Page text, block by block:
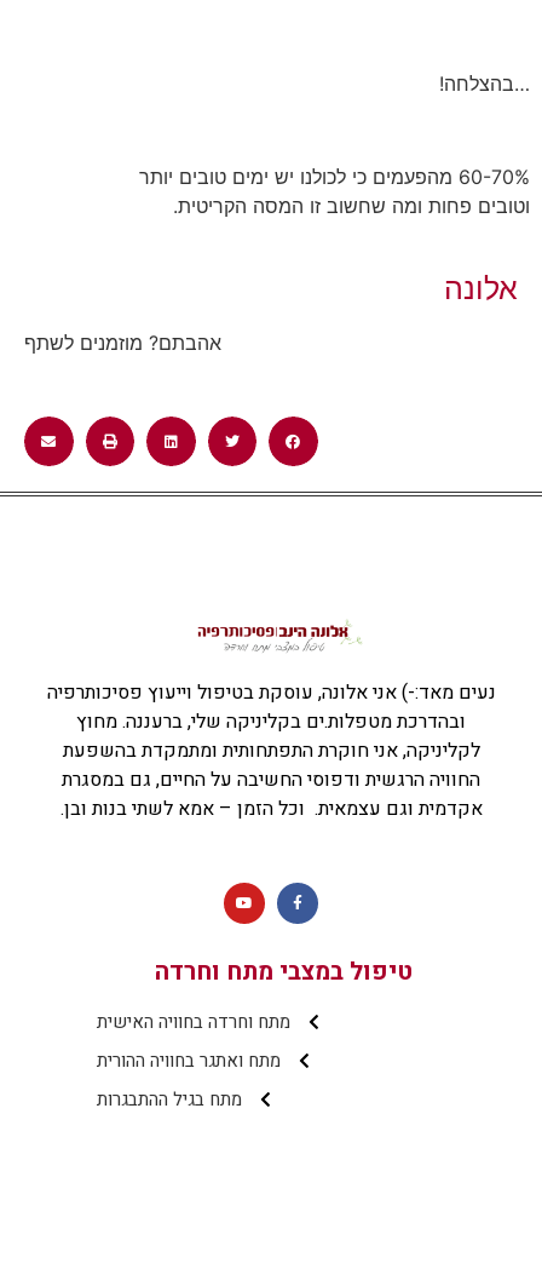
…בהצלחה!
60-70% מהפעמים כי לכולנו יש ימים טובים יותר
וטובים פחות ומה שחשוב זו המסה הקריטית.
אלונה
אהבתם? מוזמנים לשתף
נעים מאד:-) אני אלונה, עוסקת בטיפול וייעוץ פסיכותרפיה
ובהדרכת מטפלות.ים בקליניקה שלי, ברעננה. מחוץ
לקליניקה, אני חוקרת התפתחותית ומתמקדת בהשפעת
החוויה הרגשית ודפוסי החשיבה על החיים, גם במסגרת
אקדמית וגם עצמאית. וכל הזמן – אמא לשתי בנות ובן.
טיפול במצבי מתח וחרדה
מתח וחרדה בחוויה האישית
מתח ואתגר בחוויה ההורית
מתח בגיל ההתבגרות